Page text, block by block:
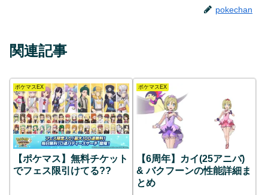
pokechan
関連記事
ポケマスEX
【ポケマス】無料チケット
でフェス限引けてる??
ポケマスEX
【6周年】カイ(25アニバ)
& バクフーンの性能詳細ま
とめ